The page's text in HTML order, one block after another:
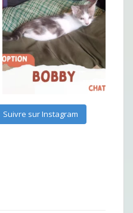
Suivre sur Instagram